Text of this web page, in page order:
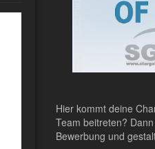
Hier kommt deine
Team beitreten?
Bewerbung und